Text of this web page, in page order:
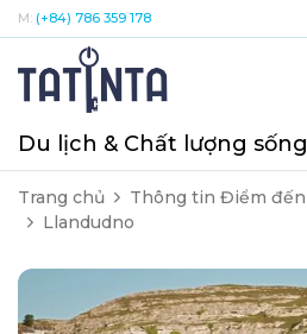
M: (+84) 786 359 178
Du lịch & Chất lượng sống
Trang chủ Thông tin Điểm đến
Llandudno